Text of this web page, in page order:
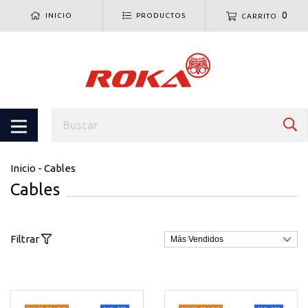
INICIO PRODUCTOS CARRITO 0
Inicio - Cables
Cables
Filtrar